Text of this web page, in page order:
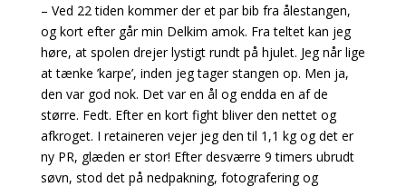
– Ved 22 tiden kommer der et par bib fra ålestangen,
og kort efter går min Delkim amok. Fra teltet kan jeg
høre, at spolen drejer lystigt rundt på hjulet. Jeg når lige
at tænke ’karpe’, inden jeg tager stangen op. Men ja,
den var god nok. Det var en ål og endda en af de
større. Fedt. Efter en kort fight bliver den nettet og
afkroget. I retaineren vejer jeg den til 1,1 kg og det er
ny PR, glæden er stor! Efter desværre 9 timers ubrudt
søvn, stod det på nedpakning, fotografering og